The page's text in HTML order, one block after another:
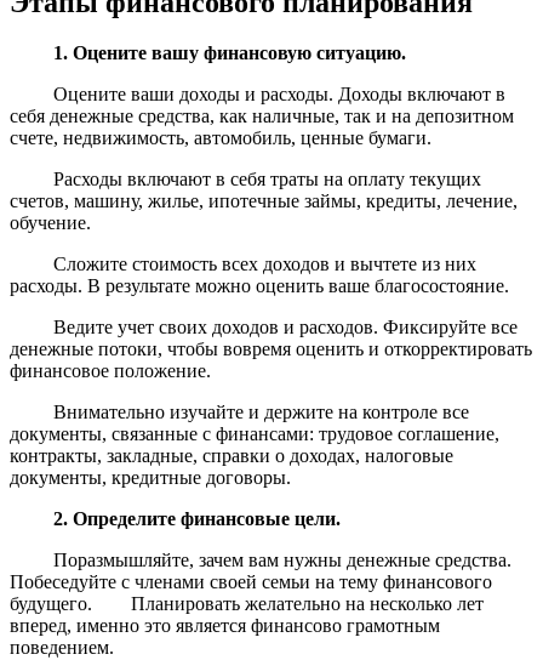
1. Оцените вашу финансовую ситуацию.
Оцените ваши доходы и расходы. Доходы включают в
себя денежные средства, как наличные, так и на депозитном
счете, недвижимость, автомобиль, ценные бумаги.
Расходы включают в себя траты на оплату текущих
счетов, машину, жилье, ипотечные займы, кредиты, лечение,
обучение.
Сложите стоимость всех доходов и вычтете из них
расходы. В результате можно оценить ваше благосостояние.
Ведите учет своих доходов и расходов. Фиксируйте все
денежные потоки, чтобы вовремя оценить и откорректировать
финансовое положение.
Внимательно изучайте и держите на контроле все
документы, связанные с финансами: трудовое соглашение,
контракты, закладные, справки о доходах, налоговые
документы, кредитные договоры.
2. Определите финансовые цели.
Поразмышляйте, зачем вам нужны денежные средства.
Побеседуйте с членами своей семьи на тему финансового
будущего. Планировать желательно на несколько лет
вперед, именно это является финансово грамотным
поведением.